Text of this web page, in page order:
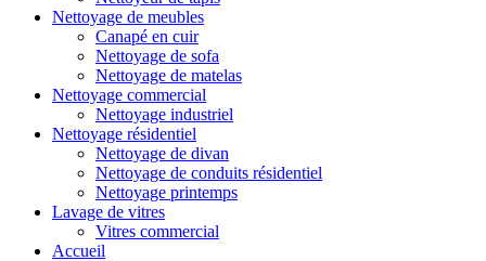
Nettoyage de meubles
Canapé en cuir
Nettoyage de sofa
Nettoyage de matelas
Nettoyage commercial
Nettoyage industriel
Nettoyage résidentiel
Nettoyage de divan
Nettoyage de conduits résidentiel
Nettoyage printemps
Lavage de vitres
Vitres commercial
Accueil